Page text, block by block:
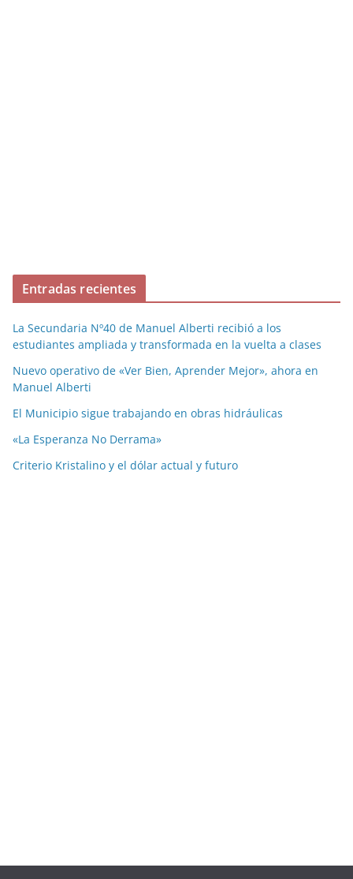
Entradas recientes
La Secundaria Nº40 de Manuel Alberti recibió a los
estudiantes ampliada y transformada en la vuelta a clases
Nuevo operativo de «Ver Bien, Aprender Mejor», ahora en
Manuel Alberti
El Municipio sigue trabajando en obras hidráulicas
«La Esperanza No Derrama»
Criterio Kristalino y el dólar actual y futuro